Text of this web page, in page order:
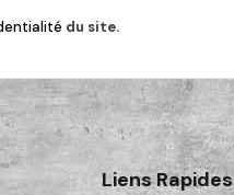
du site.
Liens Rapides